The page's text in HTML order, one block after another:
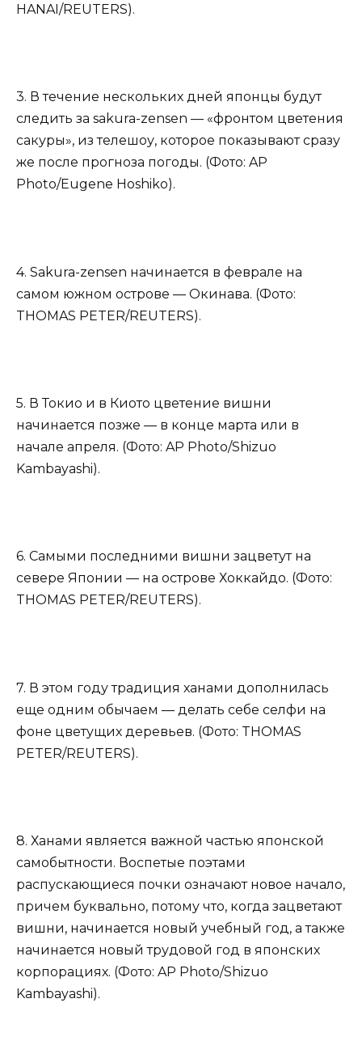
HANAI/REUTERS).
3. В течение нескольких дней японцы будут
следить за sakura-zensen — «фронтом цветения
сакуры», из телешоу, которое показывают сразу
же после прогноза погоды. (Фото: AP
Photo/Eugene Hoshiko).
4. Sakura-zensen начинается в феврале на
самом южном острове — Окинава. (Фото:
THOMAS PETER/REUTERS).
5. В Токио и в Киото цветение вишни
начинается позже — в конце марта или в
начале апреля. (Фото: AP Photo/Shizuo
Kambayashi).
6. Самыми последними вишни зацветут на
севере Японии — на острове Хоккайдо. (Фото:
THOMAS PETER/REUTERS).
7. В этом году традиция ханами дополнилась
еще одним обычаем — делать себе селфи на
фоне цветущих деревьев. (Фото: THOMAS
PETER/REUTERS).
8. Ханами является важной частью японской
самобытности. Воспетые поэтами
распускающиеся почки означают новое начало,
причем буквально, потому что, когда зацветают
вишни, начинается новый учебный год, а также
начинается новый трудовой год в японских
корпорациях. (Фото: AP Photo/Shizuo
Kambayashi).